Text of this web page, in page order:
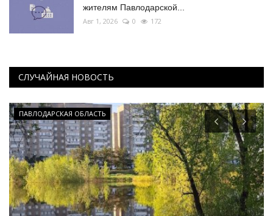
жителям Павлодарской...
Авг 1, 2026 0 172
СЛУЧАЙНАЯ НОВОСТЬ
ПАВЛОДАРСКАЯ ОБЛАСТЬ